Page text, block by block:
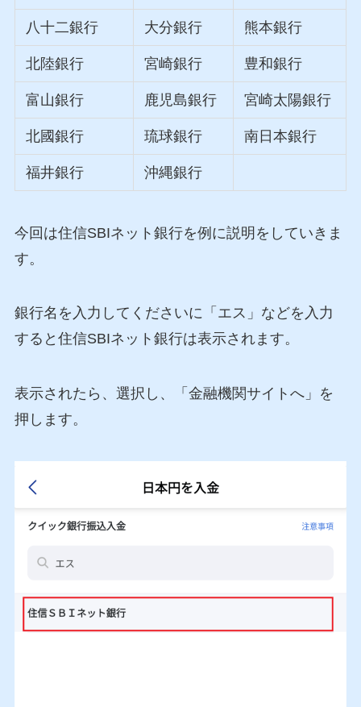
八十二銀行 大分銀行 熊本銀行
北陸銀行 宮崎銀行 豊和銀行
富山銀行 鹿児島銀行 宮崎太陽銀行
北國銀行 琉球銀行 南日本銀行
福井銀行 沖縄銀行
今回は住信SBIネット銀行を例に説明をしていきま
す。
銀行名を入力してくださいに「エス」などを入力
すると住信SBIネット銀行は表示されます。
表示されたら、選択し、「金融機関サイトへ」を
押します。